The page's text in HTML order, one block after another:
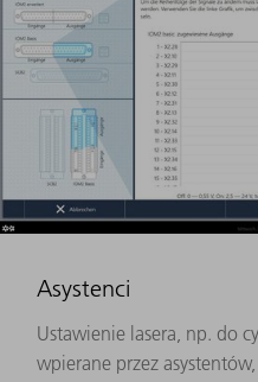
Asystenci
Ustawienie lasera, np. do
wpierane przez